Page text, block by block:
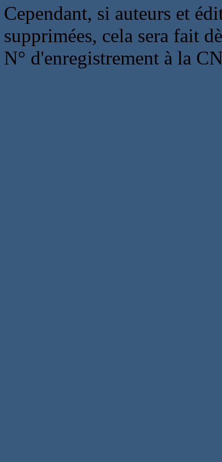
Cependant, si auteurs et
supprimées, cela sera fait
N° d'enregistrement à la